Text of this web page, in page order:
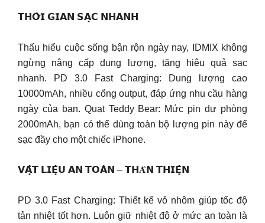
𝗧𝗛𝗢̛̀𝗜 𝗚𝗜𝗔𝗡 𝗦𝗔̣𝗖 𝗡𝗛𝗔𝗡𝗛
Thấu hiểu cuộc sống bận rộn ngày nay, IDMIX không
ngừng nâng cấp dung lượng, tăng hiệu quả sạc
nhanh. PD 3.0 Fast Charging: Dung lượng cao
10000mAh, nhiều cổng output, đáp ứng nhu cầu hàng
ngày của bạn. Quạt Teddy Bear: Mức pin dự phòng
2000mAh, bạn có thể dùng toàn bộ lượng pin này để
sạc đầy cho một chiếc iPhone.
𝗩𝗔̣̂𝗧 𝗟𝗜𝗘̣̂𝗨 𝗔𝗡 𝗧𝗢𝗔̀𝗡 – 𝗧𝗛𝐀̂𝗡 𝗧𝗛𝗜𝗘̣̂𝗡
PD 3.0 Fast Charging: Thiết kế vỏ nhôm giúp tốc độ
tản nhiệt tốt hơn. Luôn giữ nhiệt độ ở mức an toàn là